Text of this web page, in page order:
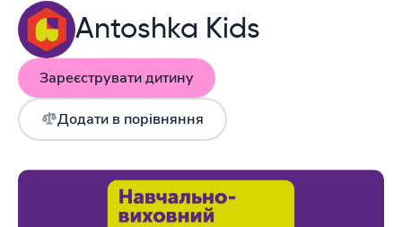
Antoshka Kids
Зареєструвати дитину
Додати в порівняння